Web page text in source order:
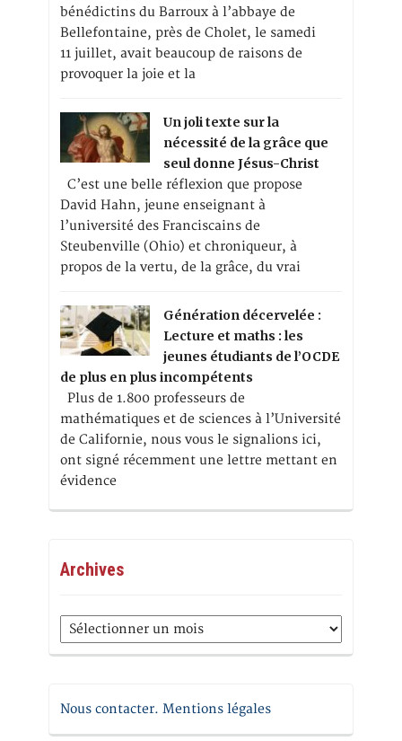
bénédictins du Barroux à l’abbaye de
Bellefontaine, près de Cholet, le samedi
11 juillet, avait beaucoup de raisons de
provoquer la joie et la
Un joli texte sur la
nécessité de la grâce que
seul donne Jésus-Christ
C’est une belle réflexion que propose
David Hahn, jeune enseignant à
l’université des Franciscains de
Steubenville (Ohio) et chroniqueur, à
propos de la vertu, de la grâce, du vrai
Génération décervelée :
Lecture et maths : les
jeunes étudiants de l’OCDE
de plus en plus incompétents
Plus de 1.800 professeurs de
mathématiques et de sciences à l’Université
de Californie, nous vous le signalions ici,
ont signé récemment une lettre mettant en
évidence
Archives
Archives
Nous contacter. Mentions légales